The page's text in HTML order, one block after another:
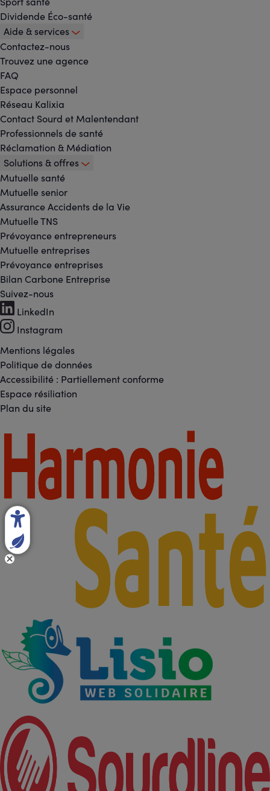
Dividende Éco-santé
Aide & services
Contactez-nous
Trouvez une agence
FAQ
Espace personnel
Réseau Kalixia
Contact Sourd et Malentendant
Professionnels de santé
Réclamation & Médiation
Solutions & offres
Mutuelle santé
Mutuelle senior
Assurance Accidents de la Vie
Mutuelle TNS
Prévoyance entrepreneurs
Mutuelle entreprises
Prévoyance entreprises
Bilan Carbone Entreprise
Footer
-
Réseaux
sociaux
Suivez-nous
LinkedIn
Instagram
Footer
-
Liens
légaux
Mentions légales
Politique de données
Accessibilité : Partiellement conforme
Espace résiliation
Plan du site
Footer
Partenaires